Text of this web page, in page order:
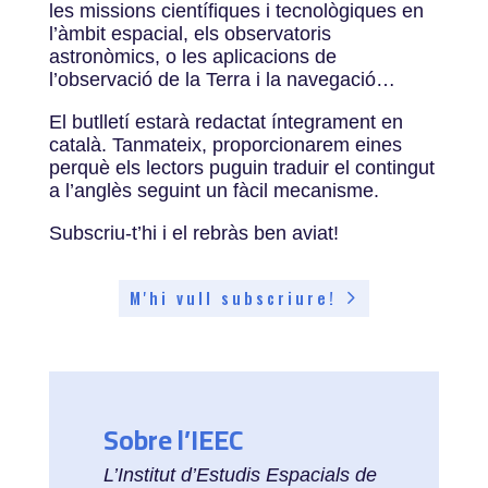
les missions científiques i tecnològiques en
l’àmbit espacial, els observatoris
astronòmics, o les aplicacions de
l’observació de la Terra i la navegació…
El butlletí estarà redactat íntegrament en
català. Tanmateix, proporcionarem eines
perquè els lectors puguin traduir el contingut
a l’anglès seguint un fàcil mecanisme.
Subscriu-t’hi i el rebràs ben aviat!
M'hi vull subscriure!
Sobre l’IEEC
L’Institut d’Estudis Espacials de